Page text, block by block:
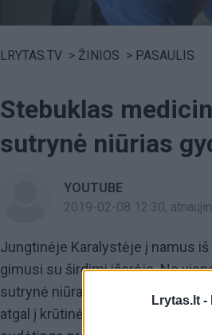
Lrytas.lt -
LRYTAS.TV > ŽINIOS > PASAULIS
Stebuklas
sutrynė niūrias
YOUTUBE
2019-02-08 12:30,
Jungtinėje Karalystėje į namus
gimusi su širdimi išorėje. Ne
sutrynė niūras medikų
atgal į krūtinės ląstą. Vanellopė